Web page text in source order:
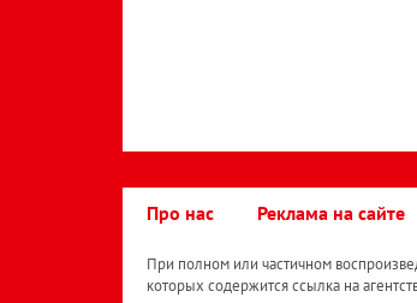
Про нас Реклама на сайте
При полном или частичном
которых содержится ссылка на